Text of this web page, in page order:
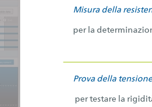
Misura della
per la
Prova della tensione
per testare la